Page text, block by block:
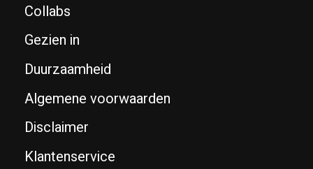
Collabs
Gezien in
Duurzaamheid
Algemene voorwaarden
Disclaimer
Klantenservice